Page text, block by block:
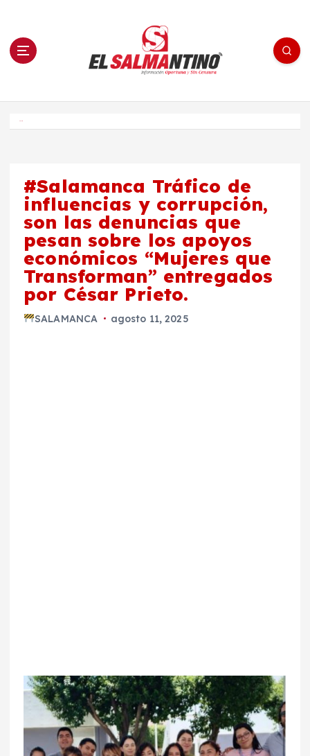
n El Salmantino - medios/noticias/editorial
#Salamanca Tráfico de
influencias y corrupción,
son las denuncias que
pesan sobre los apoyos
económicos “Mujeres que
Transforman” entregados
por César Prieto.
SALAMANCA agosto 11, 2025